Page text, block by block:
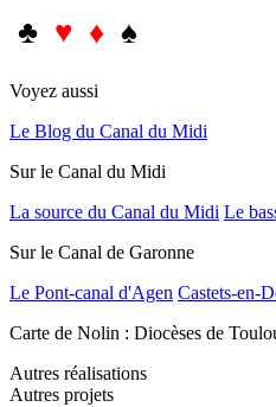
♣ ♥ ♦ ♠
Voyez aussi
Le Blog du Canal du Midi
Sur le Canal du Midi
La source du Canal du Midi Le
Sur le Canal de Garonne
Le Pont-canal d'Agen Castets-en-
Carte de Nolin : Diocèses de
Autres réalisations
Autres projets